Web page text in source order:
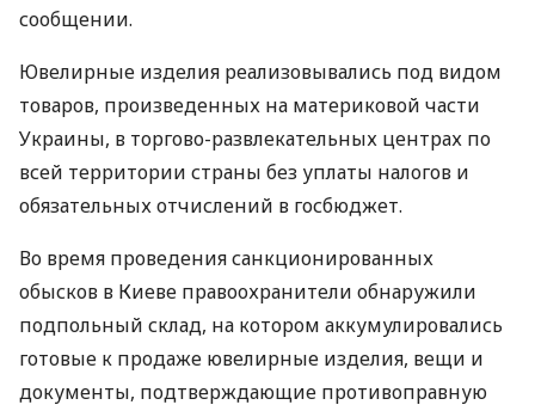
сообщении.
Ювелирные изделия реализовывались под видом
товаров, произведенных на материковой части
Украины, в торгово-развлекательных центрах по
всей территории страны без уплаты налогов и
обязательных отчислений в госбюджет.
Во время проведения санкционированных
обысков в Киеве правоохранители обнаружили
подпольный склад, на котором аккумулировались
готовые к продаже ювелирные изделия, вещи и
документы, подтверждающие противоправную